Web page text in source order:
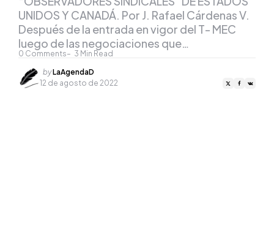
0 Comments 3 Min Read
UNIDOS Y CANADÁ. Por J. Rafael Cárdenas V.
Después de la entrada en vigor del T- MEC
luego de las negociaciones que…
Posted
by
byLaAgendaD
12 de agosto de 2022